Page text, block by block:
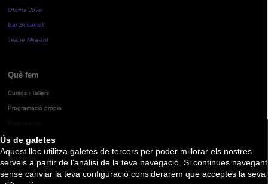
Ús de galetes
Aquest lloc utilitza galetes de tercers per poder millorar els nostres
serveis a partir de l'anàlisi de la teva navegació. Si continues navegant
sense canviar la teva configuració considerarem que acceptes la seva
Oficina Jove
Bar Bocamoll
Teatre Mira-sol
Què fem
Cursos i Tallers
Programació pròpia
Agenda